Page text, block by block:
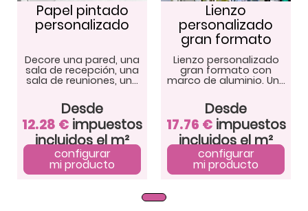
Papel pintado
personalizado
Decore una pared, una
sala de recepción, una
sala de reuniones, un…
Desde
12.28 € impuestos
incluidos el m²
configurar
mi producto
Lienzo
personalizado
gran formato
Lienzo personalizado
gran formato con
marco de aluminio. Un…
Desde
17.76 € impuestos
incluidos el m²
configurar
mi producto